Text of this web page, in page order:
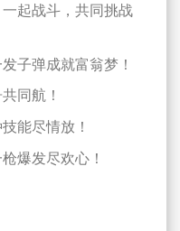
起战斗，共同挑战
子弹成就富翁梦！
同航！
能尽情放！
爆发尽欢心！